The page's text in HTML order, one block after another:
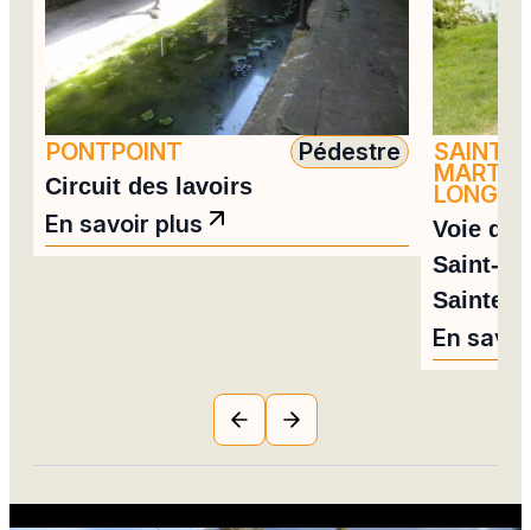
Circuit des lavoirs
PONTPOINT Pédestre
En savoir plus
Voie de
Saint-
Sainte-
SAINT-
En